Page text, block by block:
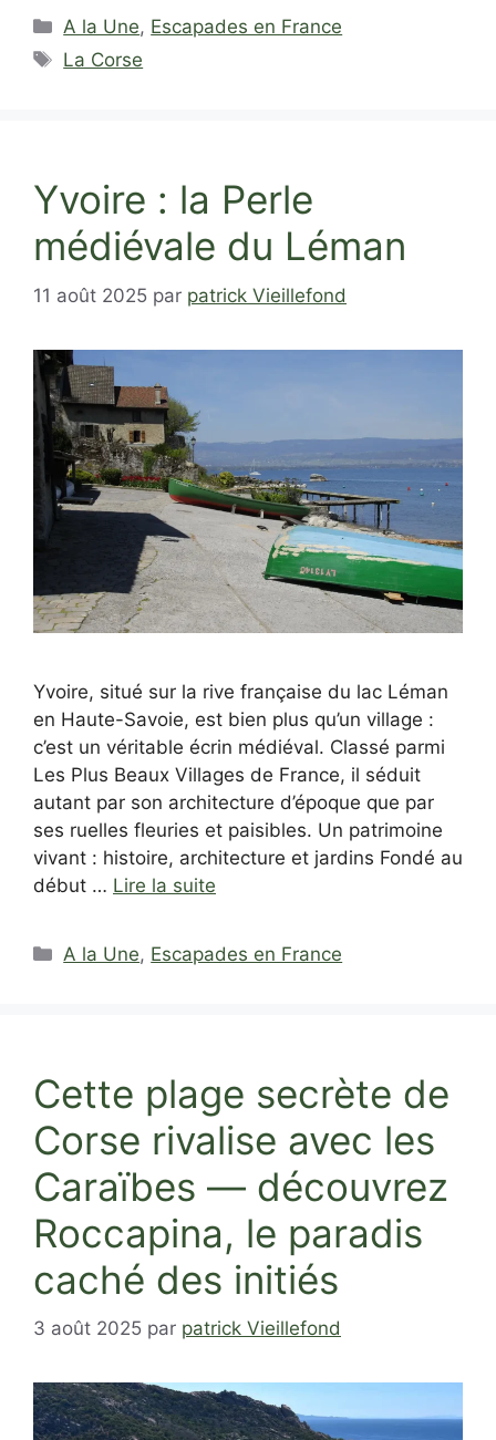
Catégories
A la Une, Escapades en France
Étiquettes
La Corse
Yvoire : la Perle
médiévale du Léman
11 août 2025 par patrick Vieillefond
Yvoire, situé sur la rive française du lac Léman
en Haute-Savoie, est bien plus qu’un village :
c’est un véritable écrin médiéval. Classé parmi
Les Plus Beaux Villages de France, il séduit
autant par son architecture d’époque que par
ses ruelles fleuries et paisibles. Un patrimoine
vivant : histoire, architecture et jardins Fondé au
début … Lire la suite
Catégories
A la Une, Escapades en France
Cette plage secrète de
Corse rivalise avec les
Caraïbes — découvrez
Roccapina, le paradis
caché des initiés
3 août 2025 par patrick Vieillefond